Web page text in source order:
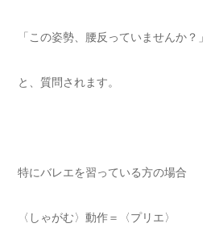
「この姿勢、腰反っていませんか？」
と、質問されます。
特にバレエを習っている方の場合
〈しゃがむ〉動作＝〈プリエ〉